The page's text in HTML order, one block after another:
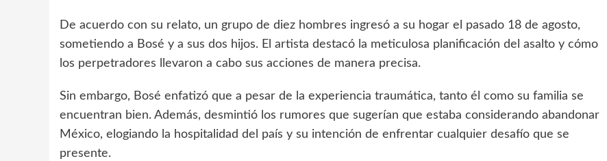
De acuerdo con su relato, un grupo de diez hombres ingresó a su hogar el pasado 18 de agosto,
sometiendo a Bosé y a sus dos hijos. El artista destacó la meticulosa planificación del asalto y cómo
los perpetradores llevaron a cabo sus acciones de manera precisa.
Sin embargo, Bosé enfatizó que a pesar de la experiencia traumática, tanto él como su familia se
encuentran bien. Además, desmintió los rumores que sugerían que estaba considerando abandonar
México, elogiando la hospitalidad del país y su intención de enfrentar cualquier desafío que se
presente.